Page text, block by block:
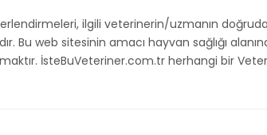
ilgili veterinerin/uzmanın
Bu web sitesinin amacı hayvan sağlığı
İsteBuVeteriner.com.tr herhangi bir